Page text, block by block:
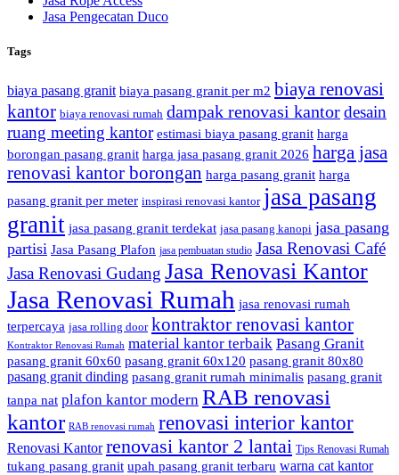
Jasa Pengecatan Duco
Tags
biaya pasang granit biaya pasang granit per m2 biaya renovasi
kantor biaya renovasi rumah dampak renovasi kantordesain
ruang meeting kantor estimasi biaya pasang granit harga
borongan pasang granit harga jasa pasang granit 2026 harga jasa
renovasi kantor borongan harga pasang granit harga
pasang granit per meter inspirasi renovasi kantor jasa pasang
granit jasa pasang granit terdekat jasa pasang kanopi jasa pasang
partisi Jasa Pasang Plafon jasa pembuatan studio Jasa Renovasi Café
Jasa Renovasi Gudang Jasa Renovasi Kantor
Jasa Renovasi Rumah jasa renovasi rumah
terpercaya jasa rolling door kontraktor renovasi kantor
Kontraktor Renovasi Rumah material kantor terbaik Pasang Granit
pasang granit 60x60 pasang granit 60x120 pasang granit 80x80
pasang granit dinding pasang granit rumah minimalis pasang granit
tanpa nat plafon kantor modern RAB renovasi
kantor RAB renovasi rumah renovasi interior kantor
Renovasi Kantor renovasi kantor 2 lantai Tips Renovasi Rumah
tukang pasang granit upah pasang granit terbaru warna cat kantor